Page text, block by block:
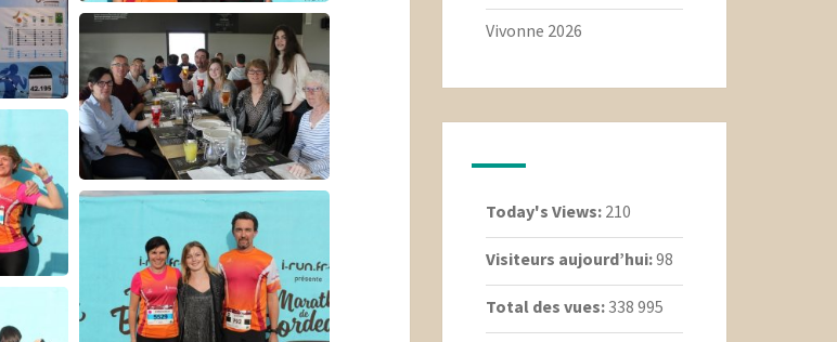
Vivonne 2026
Today's Views: 210
Visiteurs aujourd’hui:98
Total des vues: 338 995